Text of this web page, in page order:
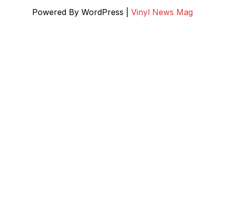
Powered By WordPress | Vinyl News Mag